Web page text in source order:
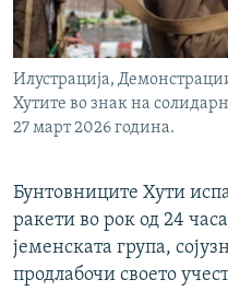
Илустрација,
Хутите во знак на
27 март 2026 година.
Бунтовниците Хути
ракети во рок од 24
јеменската група,
продлабочи своето